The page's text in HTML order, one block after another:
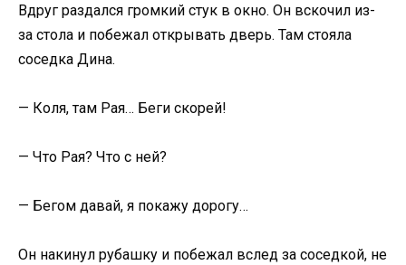
Вдруг раздался громкий стук в окно. Он вскочил из-
за стола и побежал открывать дверь. Там стояла
соседка Дина.
— Коля, там Рая… Беги скорей!
— Что Рая? Что с ней?
— Бегом давай, я покажу дорогу…
Он накинул рубашку и побежал вслед за соседкой, не